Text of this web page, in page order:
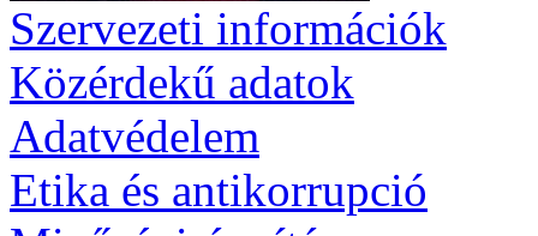
Szervezeti információk
Közérdekű adatok
Adatvédelem
Etika és antikorrupció